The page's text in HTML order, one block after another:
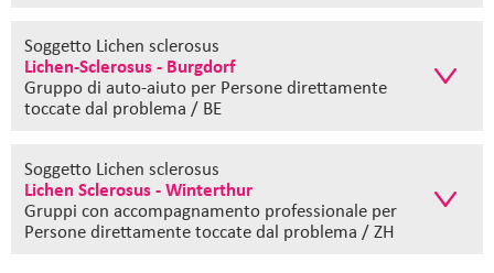
Soggetto Lichen sclerosus
Lichen-Sclerosus - Burgdorf
Gruppo di auto-aiuto per Persone direttamente
toccate dal problema / BE
Soggetto Lichen sclerosus
Lichen Sclerosus - Winterthur
Gruppi con accompagnamento professionale per
Persone direttamente toccate dal problema / ZH